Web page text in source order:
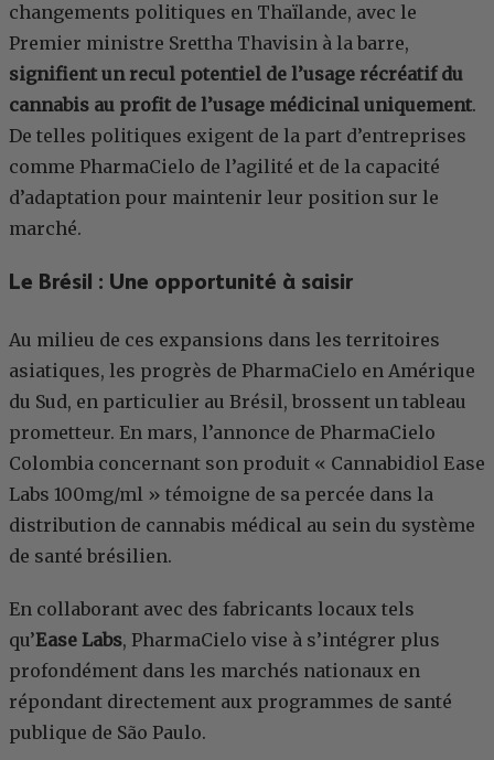
changements politiques en Thaïlande, avec le
Premier ministre Srettha Thavisin à la barre,
signifient un recul potentiel de l’usage récréatif du
cannabis au profit de l’usage médicinal uniquement.
De telles politiques exigent de la part d’entreprises
comme PharmaCielo de l’agilité et de la capacité
d’adaptation pour maintenir leur position sur le
marché.
Le Brésil : Une opportunité à saisir
Au milieu de ces expansions dans les territoires
asiatiques, les progrès de PharmaCielo en Amérique
du Sud, en particulier au Brésil, brossent un tableau
prometteur. En mars, l’annonce de PharmaCielo
Colombia concernant son produit « Cannabidiol Ease
Labs 100mg/ml » témoigne de sa percée dans la
distribution de cannabis médical au sein du système
de santé brésilien.
En collaborant avec des fabricants locaux tels
qu’Ease Labs, PharmaCielo vise à s’intégrer plus
profondément dans les marchés nationaux en
répondant directement aux programmes de santé
publique de São Paulo.